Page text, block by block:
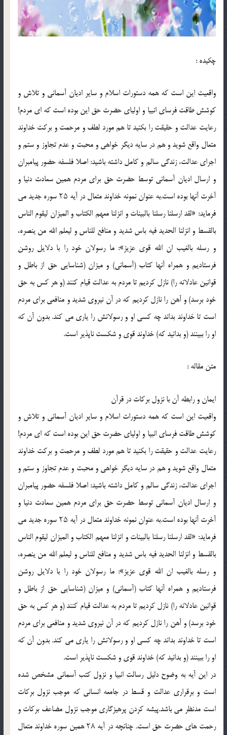
چکیده :
واقعيت اين است كه همه دستورات اسلام و ساير اديان آسمانى و تلاش و
كوشش طاقت فرساى انبيا و اولياى حضرت حق اين بوده است كه اى مردم!
رعايت عدالت و حقيقت را بكنيد تا هم مورد لطف و مرحمت و بركت خداوند
متعال واقع شويد و هم در سايه ديگر خواهى و محبت و عدم تجاوز و ستم و
اجراى عدالت، زندگى سالم و كامل داشته باشيد: اصلا فلسفه حضور پيامبران
و ارسال اديان آسمانى توسط حضرت حق براى مردم همين سعادت دنيا و
آخرت آنها بوده است.به عنوان نمونه خداوند متعال در آيه ۲۵ سوره جديد مى
فرمايد: «لقد ارسلنا رسلنا بالبينات و انزلنا معهم الكتاب و الميزان ليقوم الناس
بالقسط و انزلنا الحديد فيه باس شديد و منافع للناس و ليعلم الله من ينصره،
و رسله بالغيب ان الله قوى عزيز»: ما رسولان خود را با دلايل روشن
فرستاديم و همراه آنها كتاب (آسمانى) و ميزان (شناسايى حق از باطل و
قوانين عادلانه را) نازل كرديم تا مردم به عدالت قيام كنند (و هر كس به حق
خود برسد) و آهن را نازل كرديم كه در آن نيروى شديد و منافعى براى مردم
است تا خداوند بداند چه كسى او و رسولانش را يارى مى كند. بدون آن كه
او را ببينند (و بدانيد كه) خداوند قوى و شكست ناپذير است.
متن مقاله :
ايمان و رابطه آن با نزول بركات در قرآن
واقعيت اين است كه همه دستورات اسلام و ساير اديان آسمانى و تلاش و
كوشش طاقت فرساى انبيا و اولياى حضرت حق اين بوده است كه اى مردم!
رعايت عدالت و حقيقت را بكنيد تا هم مورد لطف و مرحمت و بركت خداوند
متعال واقع شويد و هم در سايه ديگر خواهى و محبت و عدم تجاوز و ستم و
اجراى عدالت، زندگى سالم و كامل داشته باشيد: اصلا فلسفه حضور پيامبران
و ارسال اديان آسمانى توسط حضرت حق براى مردم همين سعادت دنيا و
آخرت آنها بوده است.به عنوان نمونه خداوند متعال در آيه ۲۵ سوره جديد مى
فرمايد: «لقد ارسلنا رسلنا بالبينات و انزلنا معهم الكتاب و الميزان ليقوم الناس
بالقسط و انزلنا الحديد فيه باس شديد و منافع للناس و ليعلم الله من ينصره،
و رسله بالغيب ان الله قوى عزيز»: ما رسولان خود را با دلايل روشن
فرستاديم و همراه آنها كتاب (آسمانى) و ميزان (شناسايى حق از باطل و
قوانين عادلانه را) نازل كرديم تا مردم به عدالت قيام كنند (و هر كس به حق
خود برسد) و آهن را نازل كرديم كه در آن نيروى شديد و منافعى براى مردم
است تا خداوند بداند چه كسى او و رسولانش را يارى مى كند. بدون آن كه
او را ببينند (و بدانيد كه) خداوند قوى و شكست ناپذير است.
در اين آيه به وضوح دليل رسالت انبيا و نزول كتب آسمانى مشخص شده
است و برقرارى عدالت و قسط در جامعه انسانى كه موجب نزول بركات
است مدنظر مى باشد.پيشه كردن پرهيزگارى موجب نزول مضاعف بركات و
رحمت هاى حضرت حق است. چنانچه در آيه ۲۸ همين سوره خداوند متعال